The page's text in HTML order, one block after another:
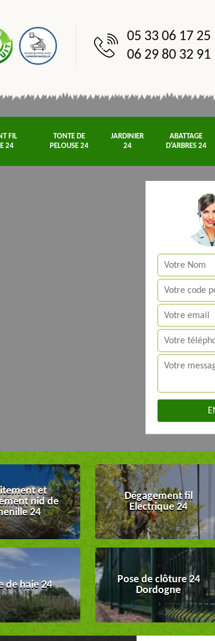
05 33 06 17 25
06 29 80 32 91
FIL
24
TONTE DE
PELOUSE 24
JARDINIER
24
ABATTAGE
D'ARBRES 24
et
nid de
24
Dégagement fil
Electrique 24
de haie 24
Pose de clôture 24
Dordogne